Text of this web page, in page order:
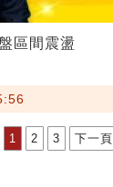
區間震盪
1 2 3 下一頁